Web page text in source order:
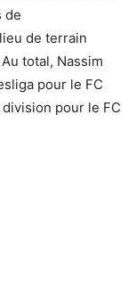
de
de terrain
total, Nassim
pour le FC
pour le FC